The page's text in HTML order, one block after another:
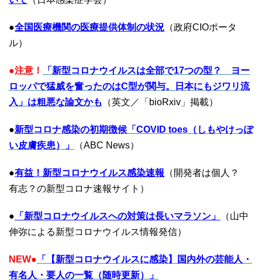
●全国医療機関の医療提供体制の状況 （政府CIOポータ
ル）
●注意！
「新型コロナウイルスは全部で17つの型？ ヨー
ロッパで猛威を奮ったのはC型が関与。日本にもジワリ流
入」は粗悪な論文かも
（英文／「bioRxiv」掲載）
●新型コロナ感染の初期徴候「COVID toes（しもやけっぽ
い皮膚疾患）」
（ABC News）
●有益！新型コロナウイルス感染速報 （開発者は個人？
有志？の新型コロナ速報サイト）
● 「新型コロナウイルスへの対策は長いマラソン」
（山中
伸弥による新型コロナウイルス情報発信）
NEW● 「【新型コロナウイルスに感染】国内外の芸能人・
有名人・要人の一覧（随時更新）」